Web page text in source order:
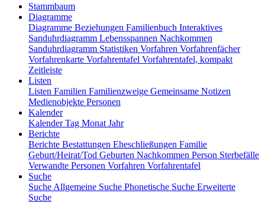
Stammbaum
Diagramme
Diagramme Beziehungen Familienbuch Interaktives
Sanduhrdiagramm Lebensspannen Nachkommen
Sanduhrdiagramm Statistiken Vorfahren Vorfahrenfächer
Vorfahrenkarte Vorfahrentafel Vorfahrentafel, kompakt
Zeitleiste
Listen
Listen Familien Familienzweige Gemeinsame Notizen
Medienobjekte Personen
Kalender
KalenderTag Monat Jahr
Berichte
Berichte Bestattungen Eheschließungen Familie
Geburt/Heirat/Tod Geburten Nachkommen Person Sterbefälle
Verwandte Personen Vorfahren Vorfahrentafel
Suche
Suche Allgemeine Suche Phonetische Suche Erweiterte
Suche